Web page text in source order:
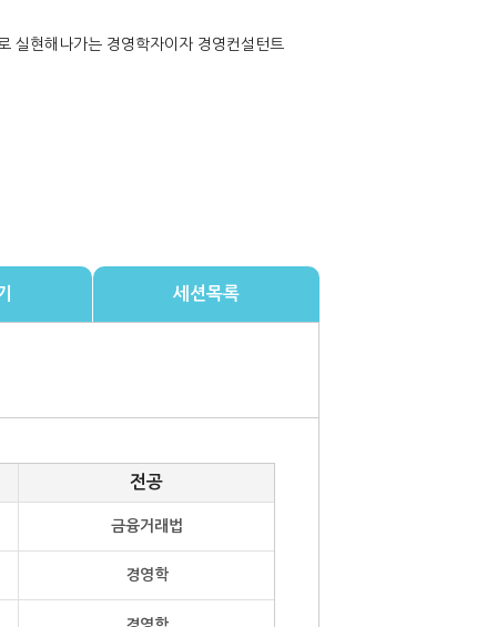
실현해나가는 경영학자이자 경영컨설턴트
세션목록
전공
금융거래법
경영학